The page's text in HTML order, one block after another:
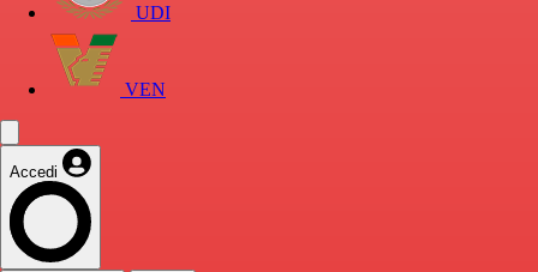
UDI
VEN
Accedi